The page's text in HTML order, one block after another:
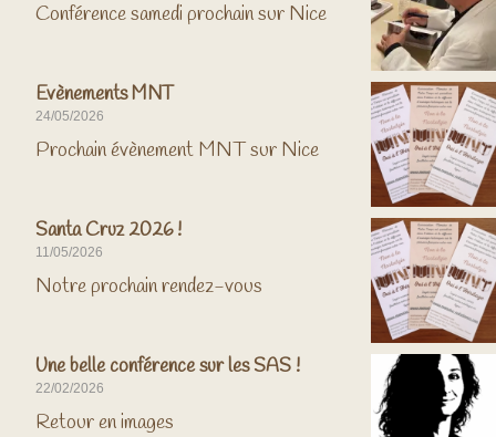
Conférence samedi prochain sur Nice
Evènements MNT
24/05/2026
Prochain évènement MNT sur Nice
Santa Cruz 2026 !
11/05/2026
Notre prochain rendez-vous
Une belle conférence sur les SAS !
22/02/2026
Retour en images